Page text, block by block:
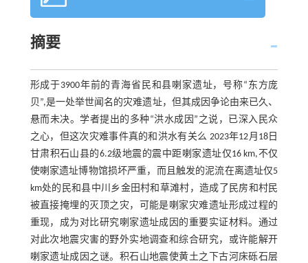
摘要
形成于3900年前的青海省民和县喇家遗址，号称“东方庞
贝”,是一处举世闻名的灾难遗址，但其成因争论由来已久、
悬而未决。学者提出的多种“洪水成因”之说，已深入民众
之心，但这次灾难事件真的和洪水有关么 2023年12月18日
甘肃积石山县的6.2级地震的震中距喇家遗址仅16 km,不仅
使喇家遗址博物馆损坏严重，而且触发的泥流在离遗址仅5
km处的民和县中川乡金田村和草滩村，造成了民房和村民
被直接掩埋的灭顶之灾，可能是喇家灾难遗址形成过程的
重现，成为对比研究喇家遗址成因的重要实证材料。通过
对此次地震灾害的野外实地调查和综合研究，或许能解开
喇家遗址成因之谜。积石山地震使黄土之下古河床砾石层